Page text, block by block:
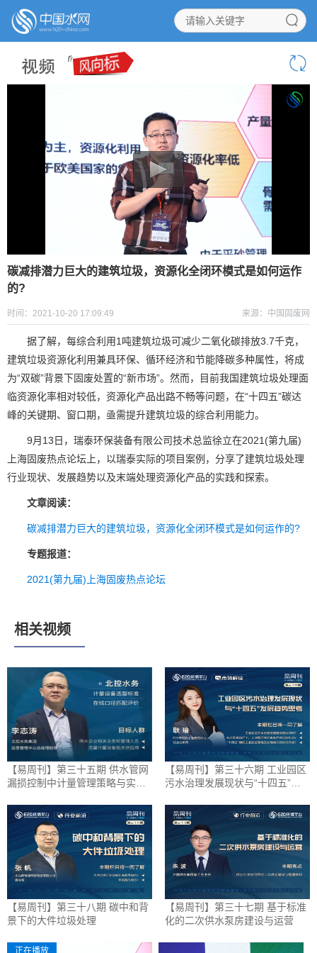
碳减排潜力巨大的建筑垃圾，资源化全闭环模式是如何运作
的?
时间：2021-10-20 17:09:49 来源：中国固废网
据了解，每综合利用1吨建筑垃圾可减少二氧化碳排放3.7千克，
建筑垃圾资源化利用兼具环保、循环经济和节能降碳多种属性，将成
为“双碳”背景下固废处置的“新市场”。然而，目前我国建筑垃圾处理面
临资源化率相对较低，资源化产品出路不畅等问题，在“十四五”碳达
峰的关键期、窗口期，亟需提升建筑垃圾的综合利用能力。
9月13日，瑞泰环保装备有限公司技术总监徐立在2021(第九届)
上海固废热点论坛上，以瑞泰实际的项目案例，分享了建筑垃圾处理
行业现状、发展趋势以及末端处理资源化产品的实践和探索。
文章阅读：
碳减排潜力巨大的建筑垃圾，资源化全闭环模式是如何运作的?
专题报道：
2021(第九届)上海固废热点论坛
相关视频
【易周刊】第三十五期 供水管网
漏损控制中计量管理策略与实践
【易周刊】第三十六期 工业园区
污水治理发展现状与“十四五”发
【易周刊】第三十八期 碳中和背
景下的大件垃圾处理
【易周刊】第三十七期 基于标准
化的二次供水泵房建设与运营
正在播放